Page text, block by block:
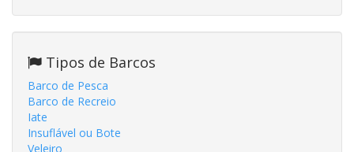
Tipos de Barcos
Barco de Pesca
Barco de Recreio
Iate
Insuflável ou Bote
Veleiro